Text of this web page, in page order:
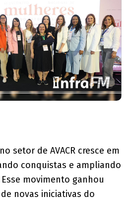
setor de AVACR cresce em
conquistas e ampliando
movimento ganhou
novas iniciativas do